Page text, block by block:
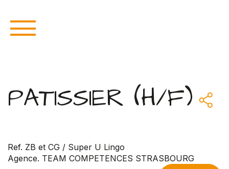
PATISSIER (H/F)
Ref. ZB et CG / Super U Lingo
Agence. TEAM COMPETENCES STRASBOURG